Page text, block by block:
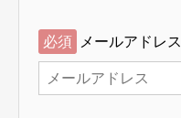
必須 メールアドレス